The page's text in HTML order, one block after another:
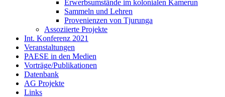
Erwerbsumstände im kolonialen Kamerun
Sammeln und Lehren
Provenienzen von Tjurunga
Assoziierte Projekte
Int. Konferenz 2021
Veranstaltungen
PAESE in den Medien
Vorträge/Publikationen
Datenbank
AG Projekte
Links